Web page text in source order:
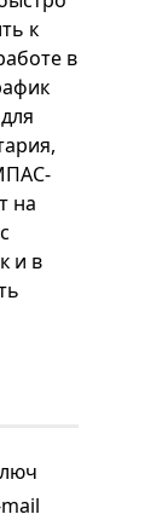
к
в
на
и в